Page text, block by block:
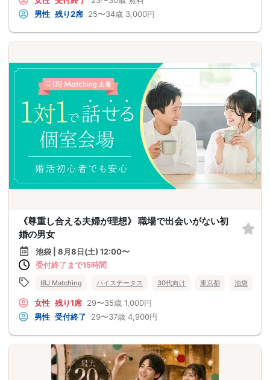
男性 残り2席 25〜34歳 3,000円
《尊重し合える夫婦が理想》 職場で出会いがない初
婚の男女
池袋 | 8月8日(土) 12:00〜
受付終了まで15時間
IBJ Matching ハイステータス 30代向け 東京都 池袋
女性 残り1席 29〜35歳 1,000円
男性 受付終了 29〜37歳 4,900円